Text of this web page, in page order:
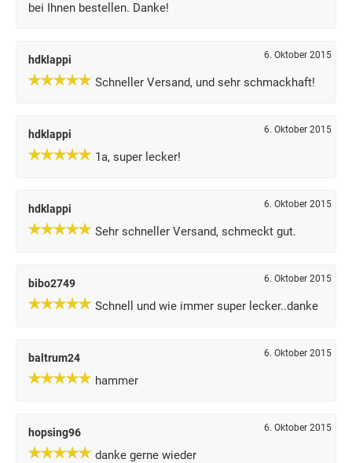
bei Ihnen bestellen. Danke!
hdklappi 6. Oktober 2015
Schneller Versand, und sehr schmackhaft!
hdklappi 6. Oktober 2015
1a, super lecker!
hdklappi 6. Oktober 2015
Sehr schneller Versand, schmeckt gut.
bibo2749 6. Oktober 2015
Schnell und wie immer super lecker..danke
baltrum24 6. Oktober 2015
hammer
hopsing96 6. Oktober 2015
danke gerne wieder